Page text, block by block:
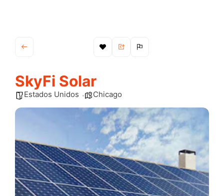
SkyFi Solar
Estados Unidos Chicago